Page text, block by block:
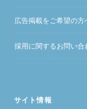
広告掲載をご希望の方
採用に関するお問い合
サイト情報